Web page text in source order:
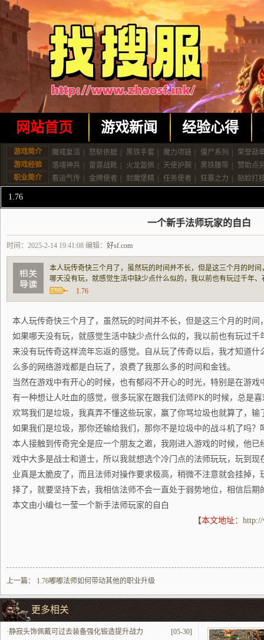
网站首页 游戏新闻 经验心得
游戏简介 魔戒复活 怒斩依据 黑铁手套 魔力项链 僵尸系列
荣誉勋
游戏经验
落魂神兵 雷霆战靴 火龙盔佩 天使护腕 黑铁腰带
赞助点
职业简介
看运气传 金牌使者 封魔堡精 任务使者 狂暴之力 贴脸打
1.76
一个新手法师玩家的自白
时间：2025-2-14 19:41:08 编辑： 好sf.com
本人玩传奇快三个月了，虽然玩的时间并不长，但是这三个月的时
哪天没有玩，就感觉生活中缺少点什么似的，我以前也有玩过千年
传奇这样流年忘返的感觉。自从玩了传奇以后，我才知道什么才是
戏都是白玩了，浪费了我那么多的时间和金钱
1.76
本人玩传奇快三个月了，虽然玩的时间并不长，但是这三个月的时
如果哪天没有玩，就感觉生活中缺少点什么似的，我以前也有玩过
来没有玩传奇这样流年忘返的感觉。自从玩了传奇以后，我才知道
么多的网络游戏都是白玩了，浪费了我那么多的时间和金钱。
当然在游戏中有开心的时候，也有郁闷不开心的时光，特别是在游
有一种想让人吐血的感觉，很多玩家在跟我们法师PK的时候，总是
欢骂我们是垃圾，我真弄不懂这些玩家，赢了你骂垃圾也就算了，
如果我们是垃圾，那你还输给我们，那你不是垃圾中的战斗机了吗？
本人接触到传奇完全是应一个朋友之邀，我刚进入游戏的时候，他已
戏中大多是战士和道士，所以我就想选个冷门点的法师玩玩，玩到
业真是太脆皮了，而且法师对操作要求极高，稍微不注意就会挂掉
择了，就要坚持下去，我相信法师不会一直处于弱势地位，相信后期
本文由小编乜一莹一个新手法师玩家的自白
【本文地址： http://
上一篇： 1.76嘟嘟法师如何带动其他的职业升级
更多相关
[05-30]
·静寂头饰佩戴可过去装备强化锻造提升战力